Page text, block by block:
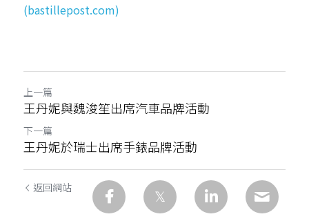
(bastillepost.com)
上一篇
王丹妮與魏浚笙出席汽車品牌活動
下一篇
王丹妮於瑞士出席手錶品牌活動
返回網站